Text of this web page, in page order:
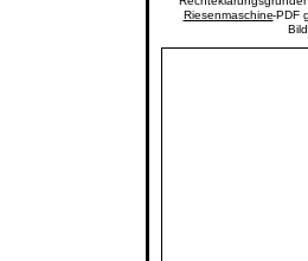
Riesenmaschine-PDF